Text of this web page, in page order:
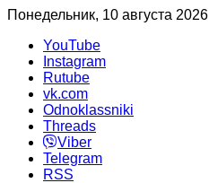
Понедельник, 10 августа 2026
YouTube
Instagram
Rutube
vk.com
Odnoklassniki
Threads
Viber
Telegram
RSS